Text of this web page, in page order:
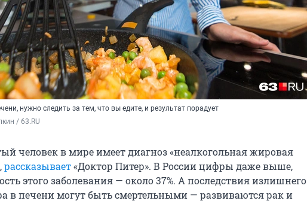
нужно следить за тем, что вы едите, и результат порадует
/ 63.RU
человек в мире имеет диагноз «неалкогольная жировая
рассказывает«Доктор Питер». В России цифры даже выше,
этого заболевания — около 37%. А последствия излишнего
в печени могут быть смертельными — развиваются рак и